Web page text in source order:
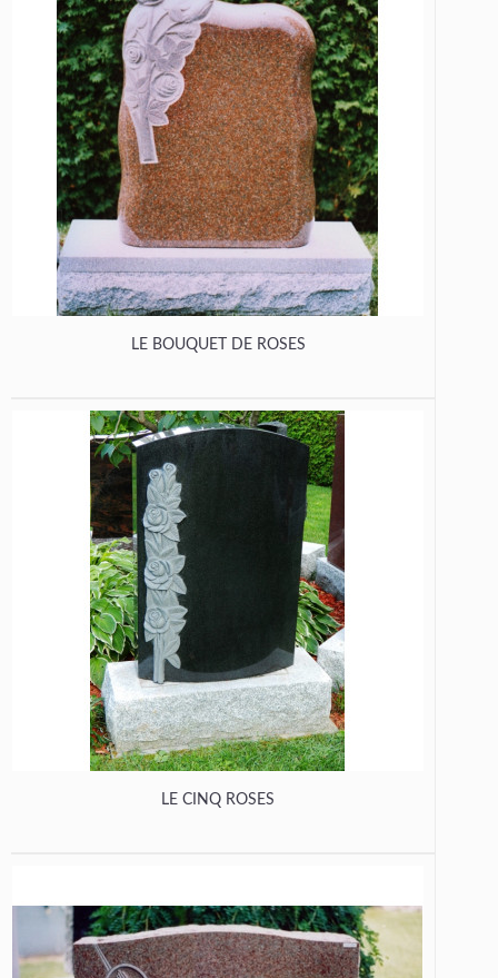
LE BOUQUET DE ROSES
LE CINQ ROSES